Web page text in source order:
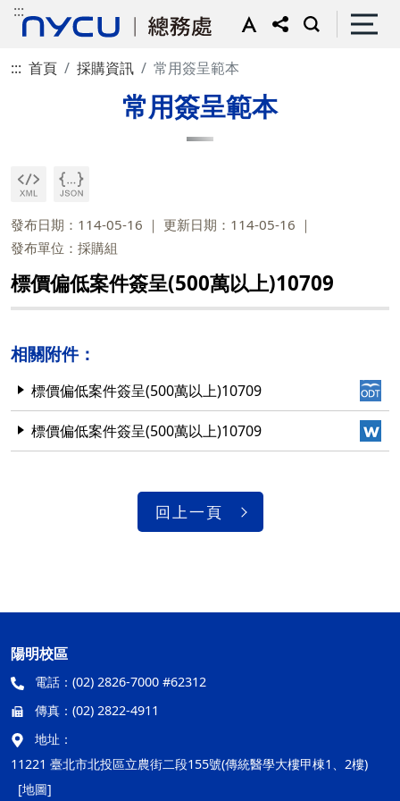
:::
::: 首頁 採購資訊 常用簽呈範本
常用簽呈範本
發布日期：114-05-16
更新日期：114-05-16
發布單位：採購組
標價偏低案件簽呈(500萬以上)10709
相關附件：
標價偏低案件簽呈(500萬以上)10709
標價偏低案件簽呈(500萬以上)10709
回上一頁
陽明校區
電話： (02) 2826-7000 #62312
傳真： (02) 2822-4911
地址：
11221 臺北市北投區立農街二段155號(傳統醫學大樓甲棟1、2樓)
[地圖]